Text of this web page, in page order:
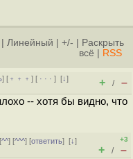
Линейный +/-
Раскрыть
всё
RSS
] [ ﹢﹢﹢] [ · · ·][↓]
+ / –
-- хотя бы видно, что
^^] [^^^] [ответить][↓]
+3
+ / –